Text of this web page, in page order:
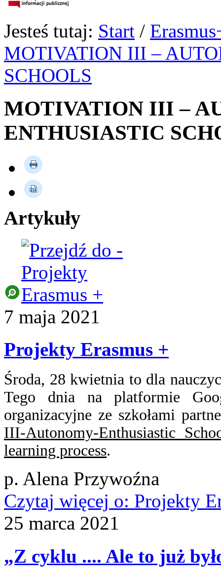
Jesteś tutaj: Start /
MOTIVATION III –
SCHOOLS
MOTIVATION III –
ENTHUSIASTIC
Artykuły
7 maja 2021
Projekty Erasmus +
Środa, 28 kwietnia to dla
Tego dnia na platformie
organizacyjne ze szkołami
III-Autonomy-Enthusiastic
learning process.
p. Alena Przywoźna
Czytaj więcej o: Projekty
25 marca 2021
„Z cyklu .... Ale to już